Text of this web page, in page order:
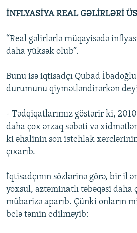
İNFLYASİYA REAL GƏLİRLƏRİ
“Real gəlirlərlə müqayisədə
daha yüksək olub”.
Bunu isə iqtisadçı Qubad
durumunu qiymətləndirərkən
- Tədqiqatlarımız göstərir ki,
daha çox ərzaq səbəti və
ki əhalinin son istehlak
çıxarıb.
İqtisadçının sözlərinə görə, bir il
yoxsul, aztəminatlı təbəqəsi daha
mübarizə aparıb. Çünki onların
belə təmin edilməyib: